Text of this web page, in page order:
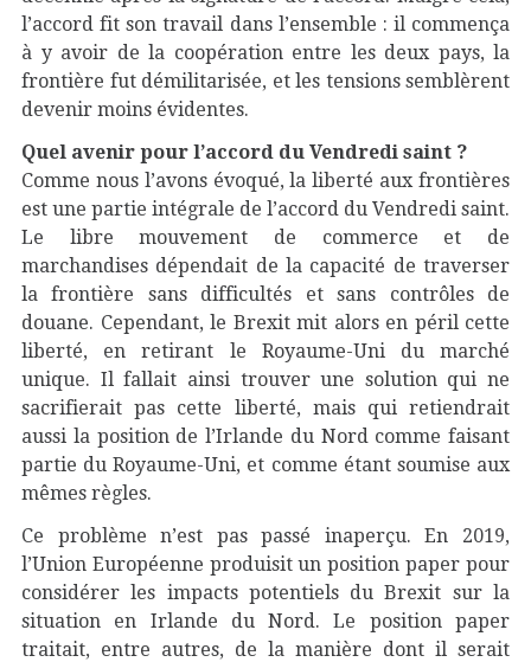
l’accord fit son travail dans l’ensemble : il commença
à y avoir de la coopération entre les deux pays, la
frontière fut démilitarisée, et les tensions semblèrent
devenir moins évidentes.
Quel avenir pour l’accord du Vendredi saint ?
Comme nous l’avons évoqué, la liberté aux frontières
est une partie intégrale de l’accord du Vendredi saint.
Le libre mouvement de commerce et de
marchandises dépendait de la capacité de traverser
la frontière sans difficultés et sans contrôles de
douane. Cependant, le Brexit mit alors en péril cette
liberté, en retirant le Royaume-Uni du marché
unique. Il fallait ainsi trouver une solution qui ne
sacrifierait pas cette liberté, mais qui retiendrait
aussi la position de l’Irlande du Nord comme faisant
partie du Royaume-Uni, et comme étant soumise aux
mêmes règles.
Ce problème n’est pas passé inaperçu. En 2019,
l’Union Européenne produisit un position paper pour
considérer les impacts potentiels du Brexit sur la
situation en Irlande du Nord. Le position paper
traitait, entre autres, de la manière dont il serait